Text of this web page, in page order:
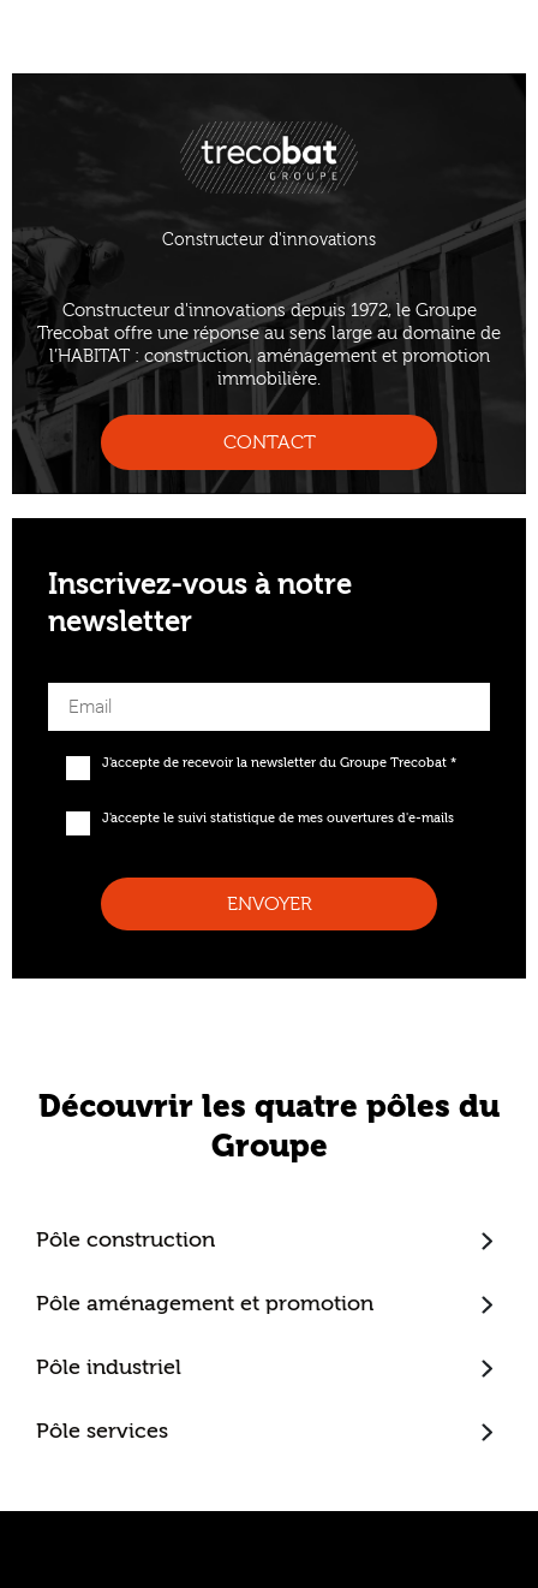
Constructeur d'innovations
Constructeur d'innovations depuis 1972, le Groupe
Trecobat offre une réponse au sens large au domaine de
l’HABITAT : construction, aménagement et promotion
immobilière.
CONTACT
Inscrivez-vous à notre
newsletter
J'accepte de recevoir la newsletter du Groupe Trecobat *
J'accepte le suivi statistique de mes ouvertures d'e-mails
ENVOYER
Découvrir les quatre pôles du
Groupe
Pôle construction
Mureno
Pôle aménagement et promotion
Pôle industriel
Pôle services